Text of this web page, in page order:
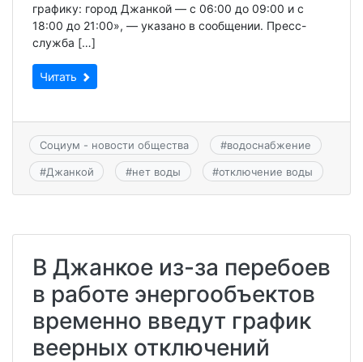
графику: город Джанкой — с 06:00 до 09:00 и с
18:00 до 21:00», — указано в сообщении. Пресс-
служба […]
Читать
Социум - новости общества #водоснабжение
#Джанкой #нет воды #отключение воды
В Джанкое из-за перебоев
в работе энергообъектов
временно введут график
веерных отключений